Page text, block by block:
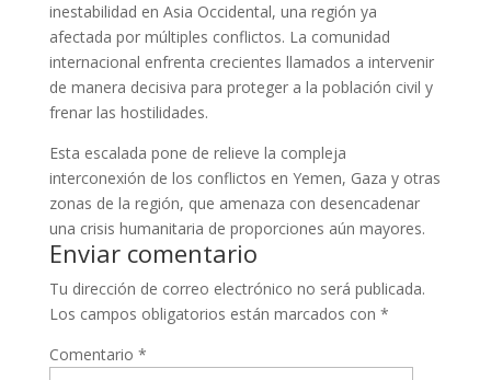
inestabilidad en Asia Occidental, una región ya
afectada por múltiples conflictos. La comunidad
internacional enfrenta crecientes llamados a intervenir
de manera decisiva para proteger a la población civil y
frenar las hostilidades.
Esta escalada pone de relieve la compleja
interconexión de los conflictos en Yemen, Gaza y otras
zonas de la región, que amenaza con desencadenar
una crisis humanitaria de proporciones aún mayores.
Enviar comentario
Tu dirección de correo electrónico no será publicada.
Los campos obligatorios están marcados con *
Comentario *